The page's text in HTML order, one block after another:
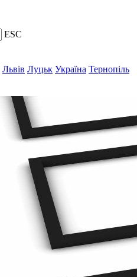
ESC
Львів Луцьк Україна Тернопіль